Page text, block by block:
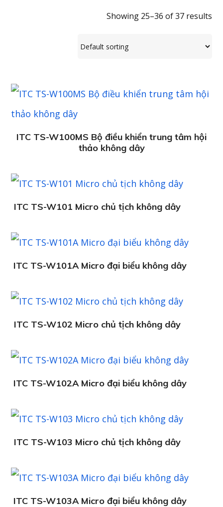
Showing 25–36 of 37 results
ITC TS-W100MS Bộ điều khiển trung tâm hội
thảo không dây
ITC TS-W101 Micro chủ tịch không dây
ITC TS-W101A Micro đại biểu không dây
ITC TS-W102 Micro chủ tịch không dây
ITC TS-W102A Micro đại biểu không dây
ITC TS-W103 Micro chủ tịch không dây
ITC TS-W103A Micro đại biểu không dây